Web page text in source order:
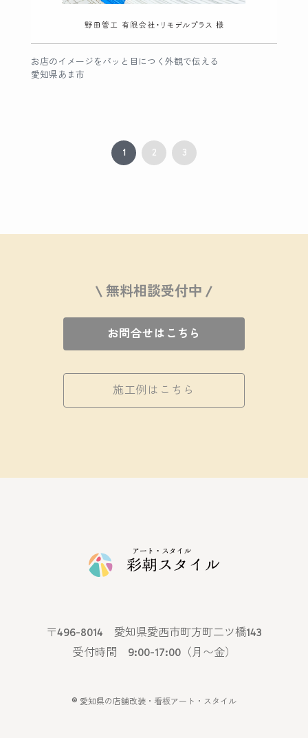
お店のイメージをパッと目につく外観で伝える
愛知県あま市
1 2 3
\ 無料相談受付中 /
お問合せはこちら
施工例はこちら
〒496-8014 愛知県愛西市町方町二ツ橋143
受付時間 9:00-17:00（月〜金）
© 愛知県の店舗改装・看板アート・スタイル